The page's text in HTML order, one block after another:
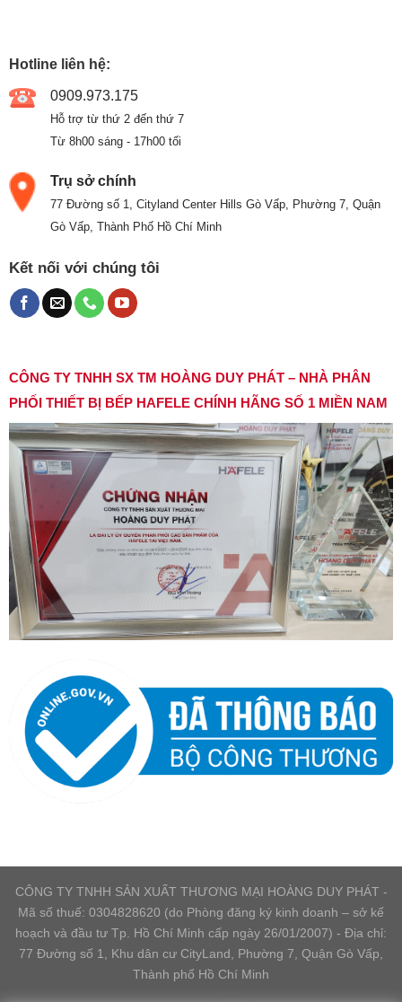
Hotline liên hệ:
0909.973.175
Hỗ trợ từ thứ 2 đến thứ 7
Từ 8h00 sáng - 17h00 tối
Trụ sở chính
77 Đường số 1, Cityland Center Hills Gò Vấp, Phường 7, Quận
Gò Vấp, Thành Phố Hồ Chí Minh
Kết nối với chúng tôi
CÔNG TY TNHH SX TM HOÀNG DUY PHÁT – NHÀ PHÂN
PHỐI THIẾT BỊ BẾP HAFELE CHÍNH HÃNG SỐ 1 MIỀN NAM
CÔNG TY TNHH SẢN XUẤT THƯƠNG MẠI HOÀNG DUY PHÁT -
Mã số thuế: 0304828620 (do Phòng đăng ký kinh doanh – sở kế
hoạch và đầu tư Tp. Hồ Chí Minh cấp ngày 26/01/2007) - Địa chỉ:
77 Đường số 1, Khu dân cư CityLand, Phường 7, Quận Gò Vấp,
Thành phố Hồ Chí Minh